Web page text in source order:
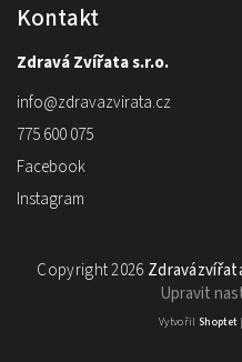
Kontakt
Zdravá Zvířata s.r.o.
info@zdravazvirata.cz
775 600 075
Facebook
Instagram
Copyright 2026
Upravit
Vytvořil Shoptet